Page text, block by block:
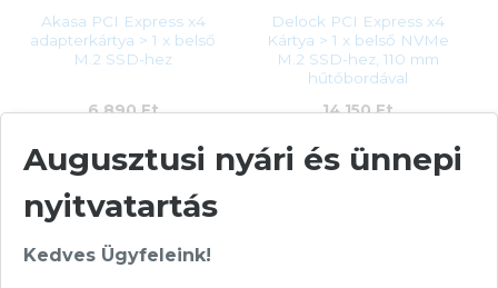
Akasa PCI Express x4
adapterkártya > 1 x belső
M.2 SSD-hez
6 890Ft
KOSÁRBA
Rendelésre
Akasa PCI Express
Delock PCI Express x4
Kártya > 1 x belső NVMe
M.2 SSD-hez, 110 mm
hűtőbordával
14 150Ft
KOSÁRBA
Augusztusi nyári és ünnepi
nyitvatartás
Kedves Ügyfeleink!